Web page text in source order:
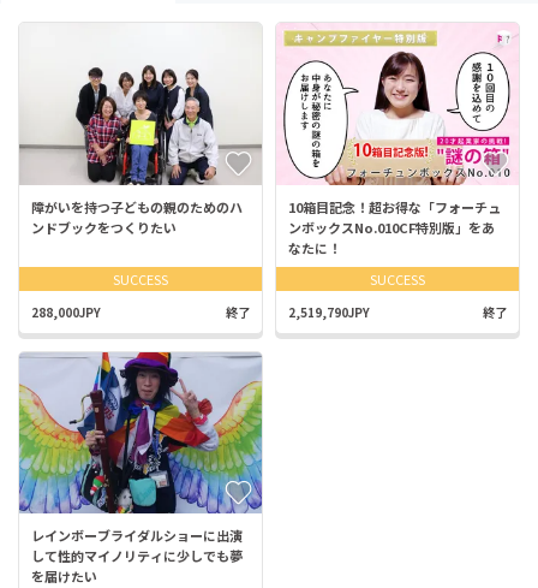
障がいを持つ子どもの親のためのハ
ンドブックをつくりたい
SUCCESS
288,000JPY 終了
10箱目記念！超お得な「フォーチュ
ンボックスNo.010CF特別版」をあ
なたに！
SUCCESS
2,519,790JPY 終了
レインボーブライダルショーに出演
して性的マイノリティに少しでも夢
を届けたい